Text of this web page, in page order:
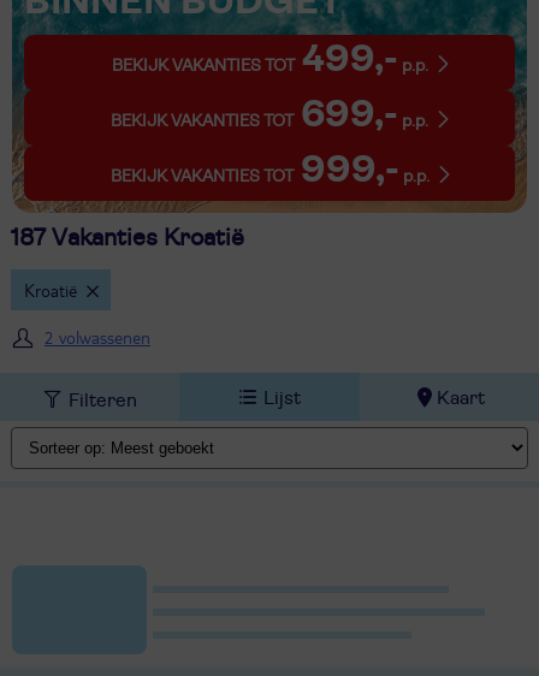
BEKIJK VAKANTIES TOT 499,- p.p.
BEKIJK VAKANTIES TOT 699,- p.p.
BEKIJK VAKANTIES TOT 999,- p.p.
187 Vakanties Kroatië
Kroatië
2 volwassenen
Filteren Lijst Kaart